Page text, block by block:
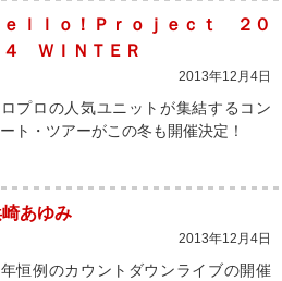
ｅｌｌｏ！Ｐｒｏｊｅｃｔ ２０
４ ＷＩＮＴＥＲ
2013年12月4日
プロの人気ユニットが集結するコン
ト・ツアーがこの冬も開催決定！
あゆみ
2013年12月4日
恒例のカウントダウンライブの開催